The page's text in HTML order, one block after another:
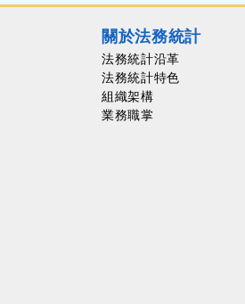
關於法務統計
法務統計沿革
法務統計特色
組織架構
業務職掌